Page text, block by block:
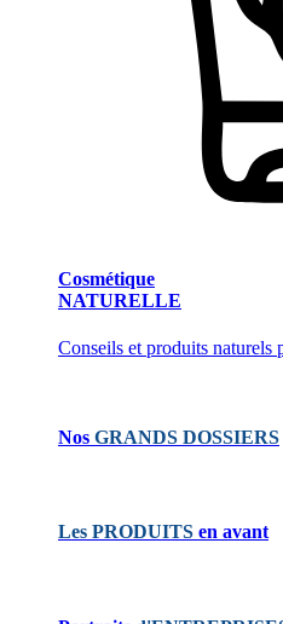
Cosmétique
NATURELLE
Conseils et produits naturels
Nos GRANDS DOSSIERS
Les PRODUITS en avant